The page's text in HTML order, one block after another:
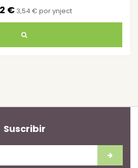
€ 3,54 € por ynject
Suscribir